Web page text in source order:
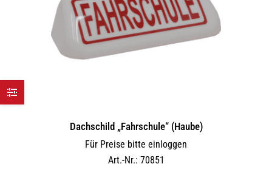
Dachschild „Fahrschule“ (Haube)
Für Preise bitte einloggen
Art.-Nr.: 70851